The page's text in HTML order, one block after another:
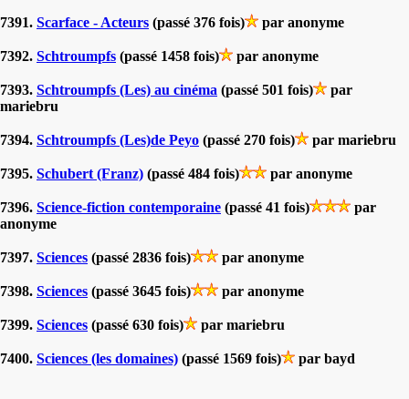
7391. Scarface - Acteurs (passé 376 fois) par anonyme
7392. Schtroumpfs (passé 1458 fois) par anonyme
7393. Schtroumpfs (Les) au cinéma (passé 501 fois)
par
mariebru
7394. Schtroumpfs (Les)de Peyo (passé 270 fois) par mariebru
7395. Schubert (Franz) (passé 484 fois) par anonyme
7396. Science-fiction contemporaine (passé 41 fois)
par
anonyme
7397. Sciences (passé 2836 fois) par anonyme
7398. Sciences (passé 3645 fois) par anonyme
7399. Sciences (passé 630 fois) par mariebru
7400. Sciences (les domaines) (passé 1569 fois) par bayd